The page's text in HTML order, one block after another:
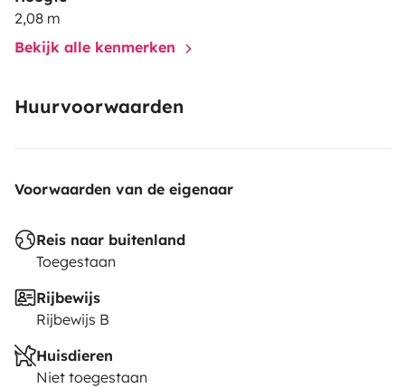
2,08 m
Bekijk alle kenmerken
Huurvoorwaarden
Voorwaarden van de eigenaar
Reis naar buitenland
Toegestaan
Rijbewijs
Rijbewijs B
Huisdieren
Niet toegestaan